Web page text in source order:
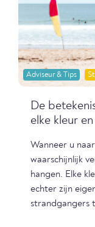
Adviseur & Tips
De
elke kleur
Wanneer u
waarschijnlijk
hangen. Elke
echter zijn
strandgangers